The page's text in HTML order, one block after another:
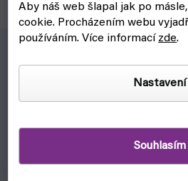
Aby náš web šlapal jak po
cookie. Procházením webu
používáním. Více informacízde.
Nastavení
Souhlasím
ještě dnes!
vhodné pro záčátečníky s